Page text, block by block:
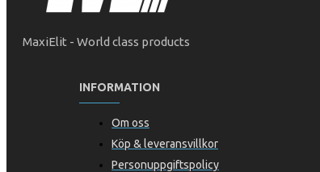
MaxiElit - World class products
INFORMATION
Om oss
Köp & leveransvillkor
Personuppgiftspolicy